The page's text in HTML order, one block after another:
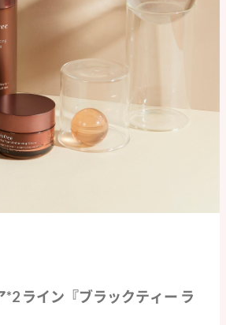
ライン『ブラックティー ラ